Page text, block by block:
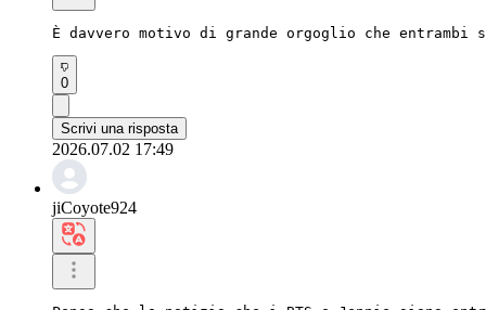
È davvero motivo di grande orgoglio che
0
Scrivi una risposta
2026.07.02 17:49
jiCoyote924